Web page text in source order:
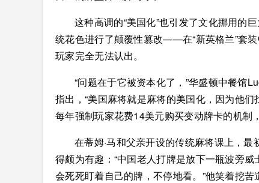
这种高调的“美国化”也引发了文化挪用的
统花色进行了颠覆性篡改——在“新英格兰”套
玩家完全无法认出。
“问题在于它被资本化了，”华盛顿中餐馆
指出，“美国麻将就是麻将的美国化，因为他
每年强制玩家花费14美元购买变动牌卡的机制
在蒂姆·马和父亲开设的传统麻将课上，
得颇为有趣：“中国老人打牌是放下一瓶波旁
会死死盯着自己的牌，不停地看。”他笑着挖